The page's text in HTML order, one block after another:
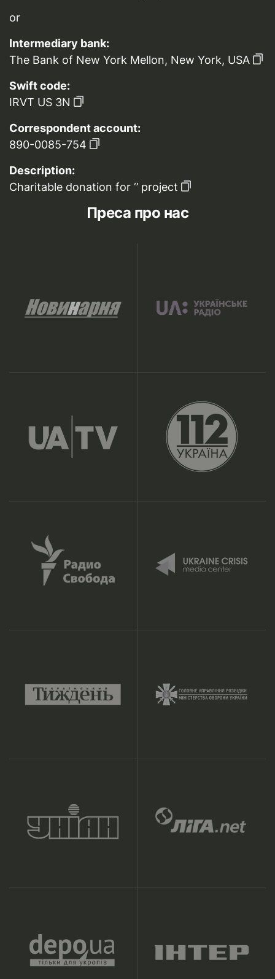
or
Intermediary bank:
The Bank of New York Mellon, New York, USA
Swift code:
IRVT US 3N
Correspondent account:
890-0085-754
Description:
Charitable donation for ‘’ project
Преса про нас